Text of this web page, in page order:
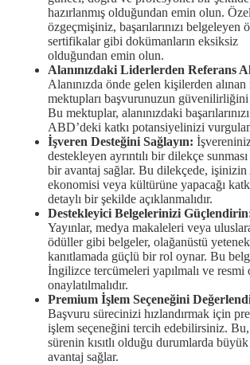
hazırlanmış olduğundan emin olun.
özgeçmişiniz, başarılarınızı belgeleyen
sertifikalar gibi dokümanların eksiksiz
olduğundan emin olun.
Alanınızdaki Liderlerden Referans
Alanınızda önde gelen kişilerden alınan
mektupları başvurunuzun güvenilirliğini
Bu mektuplar, alanınızdaki
ABD’deki katkı potansiyelinizi
İşveren Desteğini Sağlayın:
destekleyen ayrıntılı bir dilekçe
bir avantaj sağlar. Bu dilekçede,
ekonomisi veya kültürüne yapacağı
detaylı bir şekilde açıklanmalıdır.
Destekleyici Belgelerinizi
Yayınlar, medya makaleleri veya
ödüller gibi belgeler, olağanüstü
kanıtlamada güçlü bir rol oynar. Bu
İngilizce tercümeleri yapılmalı ve resmi
onaylatılmalıdır.
Premium İşlem Seçeneğini
Başvuru sürecinizi hızlandırmak için
işlem seçeneğini tercih edebilirsiniz.
sürenin kısıtlı olduğu durumlarda
avantaj sağlar.